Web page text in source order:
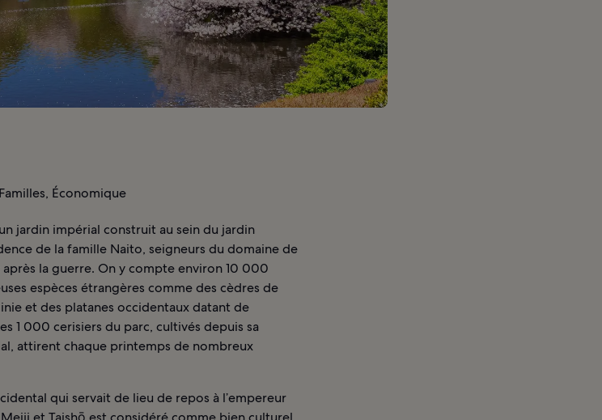
Économique
jardin impérial construit au sein du jardin
de la famille Naito, seigneurs du domaine de
la guerre. On y compte environ 10 000
espèces étrangères comme des cèdres de
et des platanes occidentaux datant de
1 000 cerisiers du parc, cultivés depuis sa
attirent chaque printemps de nombreux
qui servait de lieu de repos à l’empereur